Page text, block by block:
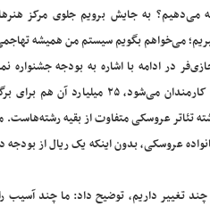
می‌دهیم؟ به جایش برویم جلوی مرکز
می‌خواهم بگویم سیستم من همیشه
در ادامه با اشاره به بودجه
جاری ۴۰ میلیارد تومان است که از این رقم، ۱۵
عروسکی، بدون اینکه یک ریال از بودجه
تغییر داریم، توضیح داد: ما چند آسیب